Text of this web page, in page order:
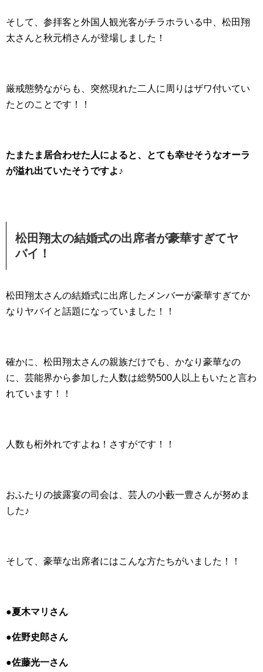
そして、参拝客と外国人観光客がチラホラいる中、松田翔
太さんと秋元梢さんが登場しました！
厳戒態勢ながらも、突然現れた二人に周りはザワ付いてい
たとのことです！！
たまたま居合わせた人によると、とても幸せそうなオーラ
が溢れ出ていたそうですよ♪
松田翔太の結婚式の出席者が豪華すぎてヤ
バイ！
松田翔太さんの結婚式に出席したメンバーが豪華すぎてか
なりヤバイと話題になっていました！！
確かに、松田翔太さんの親族だけでも、かなり豪華なの
に、芸能界から参加した人数は総勢500人以上もいたと言わ
れています！！
人数も桁外れですよね！さすがです！！
おふたりの披露宴の司会は、芸人の小藪一豊さんが努めま
した♪
そして、豪華な出席者にはこんな方たちがいました！！
●夏木マリさん
●佐野史郎さん
●佐藤光一さん